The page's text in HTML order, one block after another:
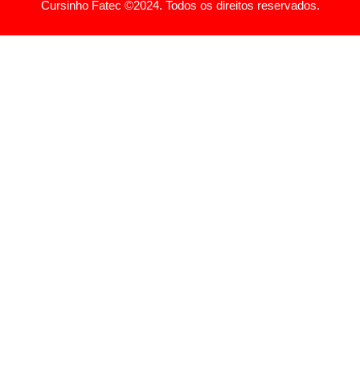
Cursinho Fatec ©2024. Todos os direitos reservados.